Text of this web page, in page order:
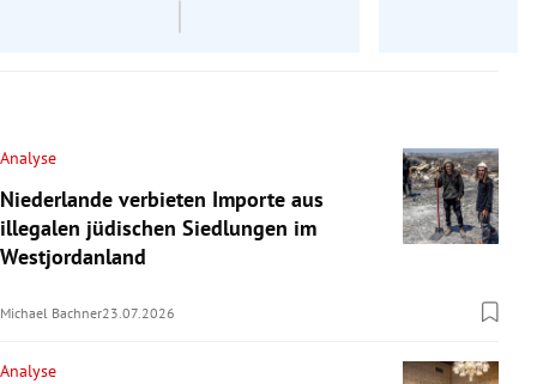
Analyse
Niederlande verbieten Importe aus
illegalen jüdischen Siedlungen im
Westjordanland
Michael Bachner23.07.2026
Analyse